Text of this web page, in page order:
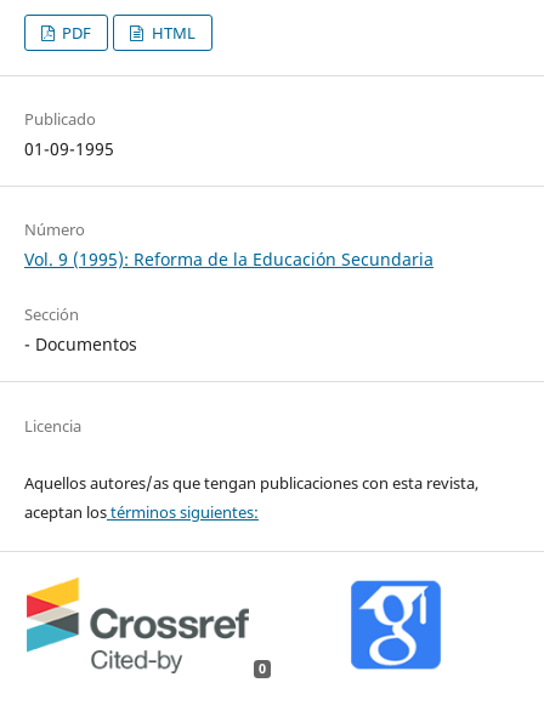
PDF HTML
Publicado
01-09-1995
Número
Vol. 9 (1995): Reforma de la Educación Secundaria
Sección
- Documentos
Licencia
Aquellos autores/as que tengan publicaciones con esta revista,
aceptan lostérminos siguientes:
0